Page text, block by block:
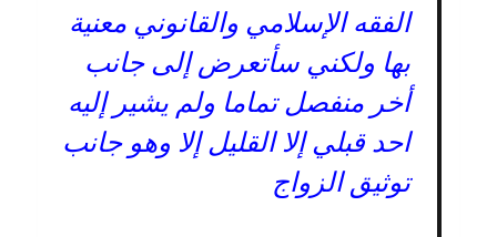
الفقه الإسلامي والقانوني معنية
بها ولكني سأتعرض إلى جانب
أخر منفصل تماما ولم يشير إليه
احد قبلي إلا القليل إلا وهو جانب
توثيق الزواج